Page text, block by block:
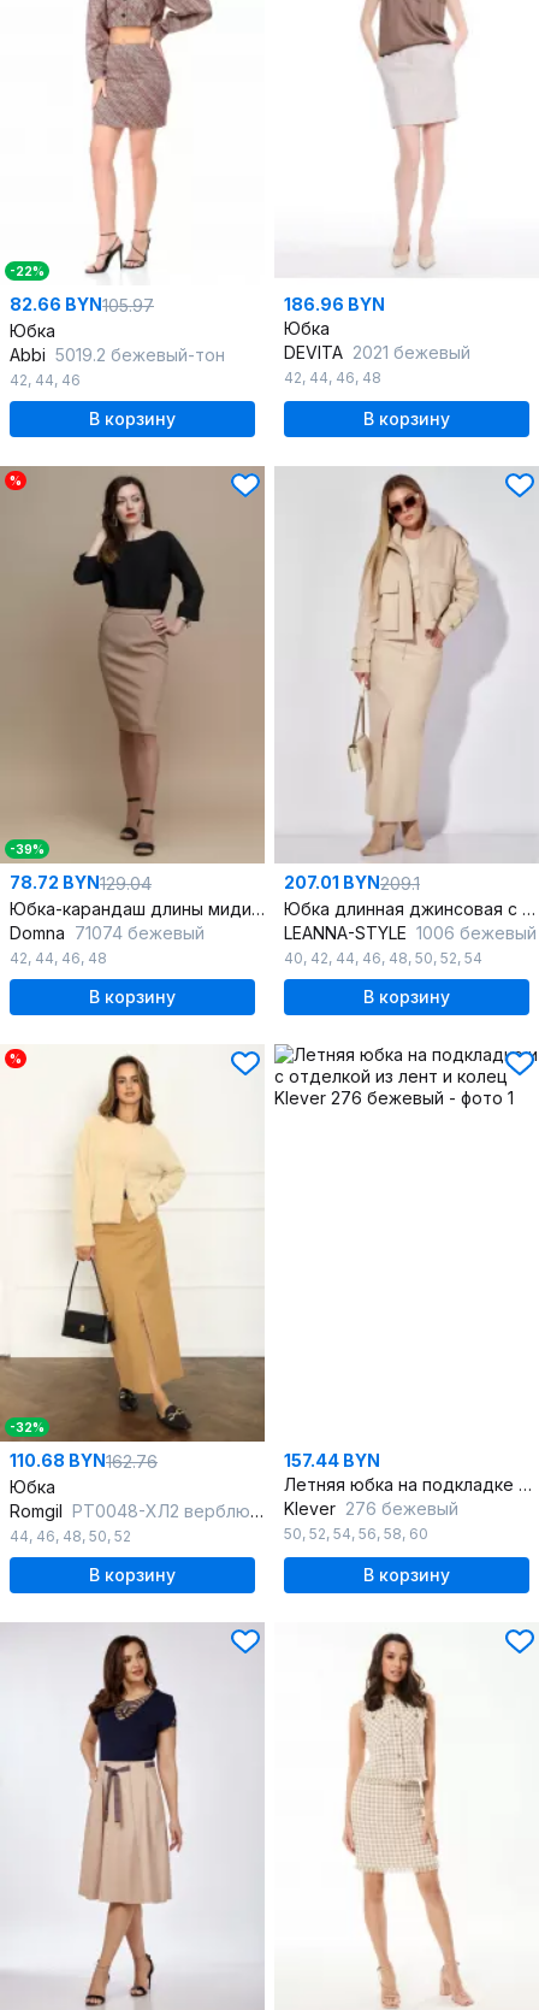
-22%
82.66 BYN105.97
Юбка
Abbi 5019.2 бежевый-тон
42, 44, 46
В корзину
186.96 BYN
Юбка
DEVITA 2021 бежевый
42, 44, 46, 48
В корзину
%
-39%
78.72 BYN129.04
Юбка-карандаш длины миди из вискозы с высокой посадкой для офиса
Domna 71074 бежевый
42, 44, 46, 48
В корзину
207.01 BYN209.1
Юбка длинная джинсовая с гульфиком и застежкой на пуговицу
LEANNA-STYLE 1006 бежевый
40, 42, 44, 46, 48, 50, 52, 54
В корзину
%
-32%
110.68 BYN162.76
Юбка
Romgil РТ0048-ХЛ2 верблюжий
44, 46, 48, 50, 52
В корзину
157.44 BYN
Летняя юбка на подкладке и с отделкой из лент и колец
Klever 276 бежевый
50, 52, 54, 56, 58, 60
В корзину